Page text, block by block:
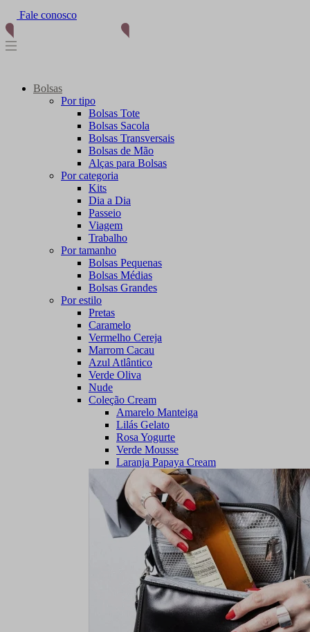
(11) 96012-2976
Fale conosco
Bolsas
Por tipo
Bolsas Tote
Bolsas Sacola
Bolsas Transversais
Bolsas de Mão
Alças para Bolsas
Por categoria
Kits
Dia a Dia
Passeio
Viagem
Trabalho
Por tamanho
Bolsas Pequenas
Bolsas Médias
Bolsas Grandes
Por estilo
Pretas
Caramelo
Vermelho Cereja
Marrom Cacau
Azul Atlântico
Verde Oliva
Nude
Coleção Cream
Amarelo Manteiga
Lilás Gelato
Rosa Yogurte
Verde Mousse
Laranja Papaya Cream